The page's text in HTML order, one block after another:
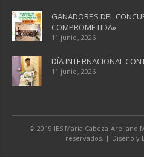
GANADORES DEL
COMPROMETIDA»
11 junio, 2026
DÍA INTERNACIONAL
11 junio, 2026
© 2019 IES María Cabeza
reservados. | Diseño y